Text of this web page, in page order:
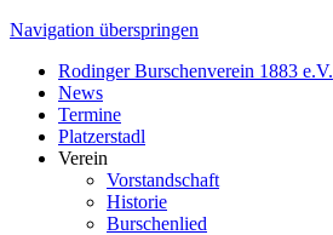
Navigation überspringen
Rodinger Burschenverein 1883 e.V.
News
Termine
Platzerstadl
Verein
Vorstandschaft
Historie
Burschenlied